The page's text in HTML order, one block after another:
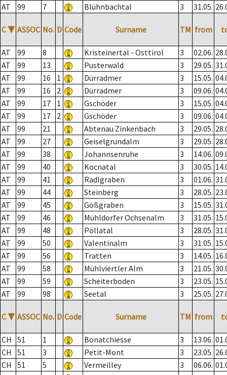
AT
99 7 Blühnbachtal 3 31.05.
C ▼ ASSOC No. D Code Surname TM from
AT 99 8 Kristeinertal - Osttirol 3 02.06.
AT
99 13 Pusterwald 3 29.05.
AT
99 16 1 Dürradmer 3 15.05.
AT
99 16 2 Dürradmer 3 09.06.
AT
99 17 1 Gschöder 3 15.05.
AT
99 17 2 Gschöder 3 09.06.
AT
99 21 Abtenau Zinkenbach 3 29.05.
AT
99 27 Geiselgrundalm 3 29.05.
AT
99 38 Johannsenruhe 3 14.06.
AT
99 40 Kocnatal 3 30.05.
AT
99 41 Radlgraben 3 01.06.
AT
99 44 Steinberg 3 28.05.
AT
99 45 Gößgraben 3 15.05.
AT
99 46 Mühldorfer Ochsenalm 3 31.05.
AT
99 48 Pöllatal 3 28.05.
AT
99 50 Valentinalm 3 31.05.
AT
99 56 Tratten 3 14.05.
AT
99 58 Mühlviertler Alm 3 21.05.
AT
99 59 Scheiterboden 3 23.05.
AT
99 98 Seetal 3 25.05.
C ▼ ASSOC No. D Code Surname TM from
CH 51 1 Bonatchiesse 3 13.06.
CH
51 3 Petit-Mont 3 23.05.
CH
51 5 Vermeilley 3 06.06.